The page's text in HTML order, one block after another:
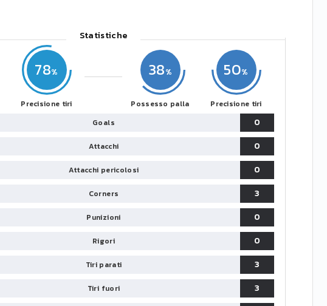
Statistiche
78
Precisione tiri
38
Possesso palla
50
Precisione tiri
Goals
0
Attacchi
0
Attacchi pericolosi
0
Corners
3
Punizioni
0
Rigori
0
Tiri parati
3
Tiri fuori
3